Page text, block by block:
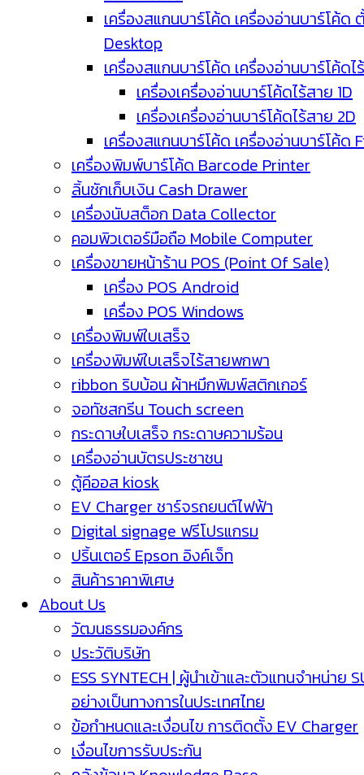
เครื่องสแกนบาร์โค้ด เครื่องอ่านบาร์โค้ด
Desktop
เครื่องสแกนบาร์โค้ด เครื่องอ่านบาร์โค้ดไ
เครื่องเครื่องอ่านบาร์โค้ดไร้สาย 1D
เครื่องเครื่องอ่านบาร์โค้ดไร้สาย 2D
เครื่องสแกนบาร์โค้ด เครื่องอ่านบาร์โค้ด
เครื่องพิมพ์บาร์โค้ด Barcode Printer
ลิ้นชักเก็บเงิน Cash Drawer
เครื่องนับสต็อก Data Collector
คอมพิวเตอร์มือถือ Mobile Computer
เครื่องขายหน้าร้าน POS (Point Of Sale)
เครื่อง POS Android
เครื่อง POS Windows
เครื่องพิมพ์ใบเสร็จ
เครื่องพิมพ์ใบเสร็จไร้สายพกพา
ribbon ริบบ้อน ผ้าหมึกพิมพ์สติกเกอร์
จอทัชสกรีน Touch screen
กระดาษใบเสร็จ กระดาษความร้อน
เครื่องอ่านบัตรประชาชน
ตู้คีออส kiosk
EV Charger ชาร์จรถยนต์ไฟฟ้า
Digital signage ฟรีโปรแกรม
ปริ้นเตอร์ Epson อิงค์เจ็ท
สินค้าราคาพิเศษ
About Us
วัฒนธรรมองค์กร
ประวัติบริษัท
ESS SYNTECH | ผู้นำเข้าและตัวแทนจำหน่าย
อย่างเป็นทางการในประเทศไทย
ข้อกำหนดและเงื่อนไข การติดตั้ง EV Charger
เงื่อนไขการรับประกัน